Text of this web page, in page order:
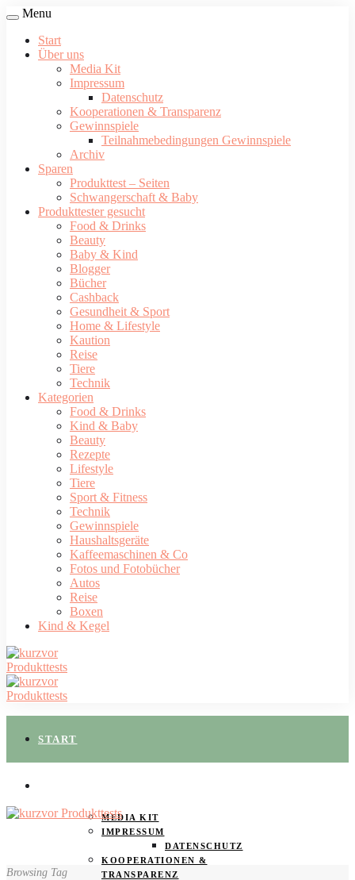
Menu
Start
Über uns
Media Kit
Impressum
Datenschutz
Kooperationen & Transparenz
Gewinnspiele
Teilnahmebedingungen Gewinnspiele
Archiv
Sparen
Produkttest – Seiten
Schwangerschaft & Baby
Produkttester gesucht
Food & Drinks
Beauty
Baby & Kind
Blogger
Bücher
Cashback
Gesundheit & Sport
Home & Lifestyle
Kaution
Reise
Tiere
Technik
Kategorien
Food & Drinks
Kind & Baby
Beauty
Rezepte
Lifestyle
Tiere
Sport & Fitness
Technik
Gewinnspiele
Haushaltsgeräte
Kaffeemaschinen & Co
Fotos und Fotobücher
Autos
Reise
Boxen
Kind & Kegel
START
MEDIA KIT
IMPRESSUM
DATENSCHUTZ
KOOPERATIONEN &
TRANSPARENZ
Browsing Tag